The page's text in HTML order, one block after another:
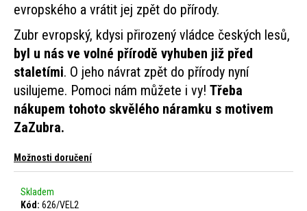
evropského a vrátit jej zpět do přírody.
Zubr evropský, kdysi přirozený vládce českých lesů,
byl u nás ve volné přírodě vyhuben již před
staletími. O jeho návrat zpět do přírody nyní
usilujeme. Pomoci nám můžete i vy! Třeba
nákupem tohoto skvělého náramku s motivem
ZaZubra.
Možnosti doručení
Skladem
Kód: 626/VEL2
HLEDAT
D
o
p